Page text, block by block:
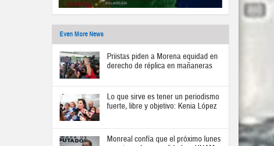
Even More News
Priistas piden a Morena equidad en
derecho de réplica en mañaneras
Lo que sirve es tener un periodismo
fuerte, libre y objetivo: Kenia López
Monreal confía que el próximo lunes